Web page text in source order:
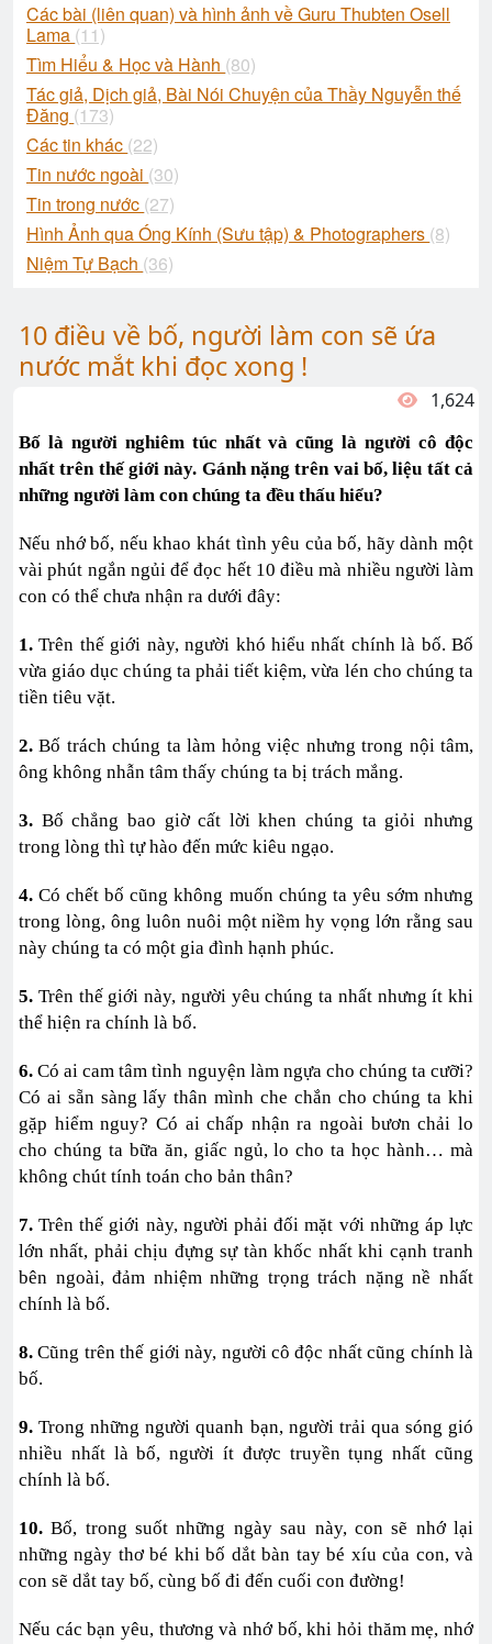
Các bài (liên quan) và hình ảnh về Guru Thubten Osell
Lama (11)
Tìm Hiểu & Học và Hành (80)
Tác giả, Dịch giả, Bài Nói Chuyện của Thầy Nguyễn thế
Đăng (173)
Các tin khác (22)
Tin nước ngoài (30)
Tin trong nước (27)
Hình Ảnh qua Óng Kính (Sưu tập) & Photographers (8)
Niệm Tự Bạch (36)
10 điều về bố, người làm con sẽ ứa
nước mắt khi đọc xong !
1,624
Bố là người nghiêm túc nhất và cũng là người cô độc
nhất trên thế giới này. Gánh nặng trên vai bố, liệu tất cả
những người làm con chúng ta đều thấu hiểu?
Nếu nhớ bố, nếu khao khát tình yêu của bố, hãy dành một
vài phút ngắn ngủi để đọc hết 10 điều mà nhiều người làm
con có thể chưa nhận ra dưới đây:
1. Trên thế giới này, người khó hiểu nhất chính là bố. Bố
vừa giáo dục chúng ta phải tiết kiệm, vừa lén cho chúng ta
tiền tiêu vặt.
2. Bố trách chúng ta làm hỏng việc nhưng trong nội tâm,
ông không nhẫn tâm thấy chúng ta bị trách mắng.
3. Bố chẳng bao giờ cất lời khen chúng ta giỏi nhưng
trong lòng thì tự hào đến mức kiêu ngạo.
4. Có chết bố cũng không muốn chúng ta yêu sớm nhưng
trong lòng, ông luôn nuôi một niềm hy vọng lớn rằng sau
này chúng ta có một gia đình hạnh phúc.
5. Trên thế giới này, người yêu chúng ta nhất nhưng ít khi
thể hiện ra chính là bố.
6. Có ai cam tâm tình nguyện làm ngựa cho chúng ta cưỡi?
Có ai sẵn sàng lấy thân mình che chắn cho chúng ta khi
gặp hiểm nguy? Có ai chấp nhận ra ngoài bươn chải lo
cho chúng ta bữa ăn, giấc ngủ, lo cho ta học hành… mà
không chút tính toán cho bản thân?
7. Trên thế giới này, người phải đối mặt với những áp lực
lớn nhất, phải chịu đựng sự tàn khốc nhất khi cạnh tranh
bên ngoài, đảm nhiệm những trọng trách nặng nề nhất
chính là bố.
8. Cũng trên thế giới này, người cô độc nhất cũng chính là
bố.
9. Trong những người quanh bạn, người trải qua sóng gió
nhiều nhất là bố, người ít được truyền tụng nhất cũng
chính là bố.
10. Bố, trong suốt những ngày sau này, con sẽ nhớ lại
những ngày thơ bé khi bố dắt bàn tay bé xíu của con, và
con sẽ dắt tay bố, cùng bố đi đến cuối con đường!
Nếu các bạn yêu, thương và nhớ bố, khi hỏi thăm mẹ, nhớ